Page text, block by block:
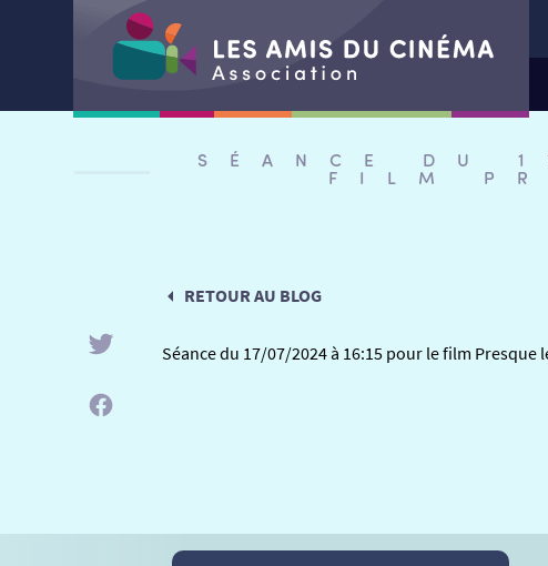
SÉANCE DU
FILM
RETOUR AU BLOG
Séance du 17/07/2024 à 16:15 pour le film Presque